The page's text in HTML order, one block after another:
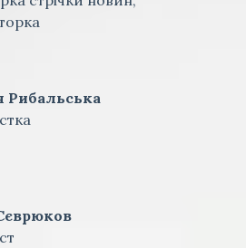
Рибальська